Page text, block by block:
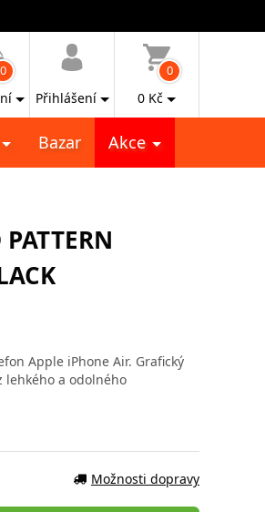
0
Přihlášení
0
0 Kč
Bazar Akce
Apple iPhone Air. Grafický
lehkého a odolného
Možnosti dopravy